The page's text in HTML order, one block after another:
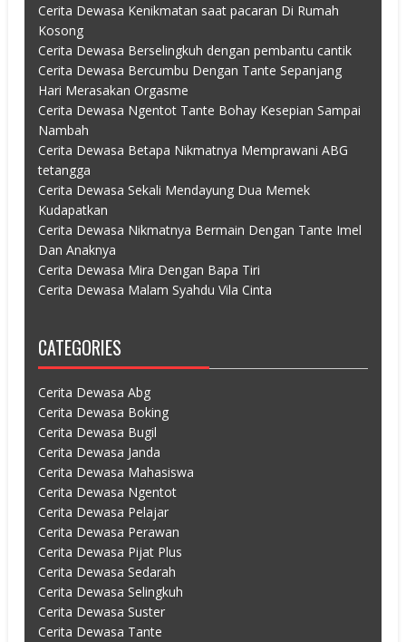
Cerita Dewasa Kenikmatan saat pacaran Di Rumah
Kosong
Cerita Dewasa Berselingkuh dengan pembantu cantik
Cerita Dewasa Bercumbu Dengan Tante Sepanjang
Hari Merasakan Orgasme
Cerita Dewasa Ngentot Tante Bohay Kesepian Sampai
Nambah
Cerita Dewasa Betapa Nikmatnya Memprawani ABG
tetangga
Cerita Dewasa Sekali Mendayung Dua Memek
Kudapatkan
Cerita Dewasa Nikmatnya Bermain Dengan Tante Imel
Dan Anaknya
Cerita Dewasa Mira Dengan Bapa Tiri
Cerita Dewasa Malam Syahdu Vila Cinta
CATEGORIES
Cerita Dewasa Abg
Cerita Dewasa Boking
Cerita Dewasa Bugil
Cerita Dewasa Janda
Cerita Dewasa Mahasiswa
Cerita Dewasa Ngentot
Cerita Dewasa Pelajar
Cerita Dewasa Perawan
Cerita Dewasa Pijat Plus
Cerita Dewasa Sedarah
Cerita Dewasa Selingkuh
Cerita Dewasa Suster
Cerita Dewasa Tante